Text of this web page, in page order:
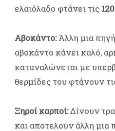
ελαιόλαδο φτάνει τις
Αβοκάντο: Άλλη μια
αβοκάντο κάνει καλό,
καταναλώνεται με
θερμίδες του φτάνουν
Ξηροί καρποί:Δίνουν
και αποτελούν άλλη